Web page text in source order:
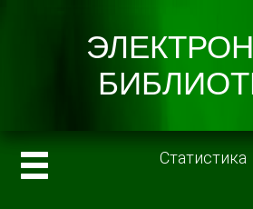
Статистика